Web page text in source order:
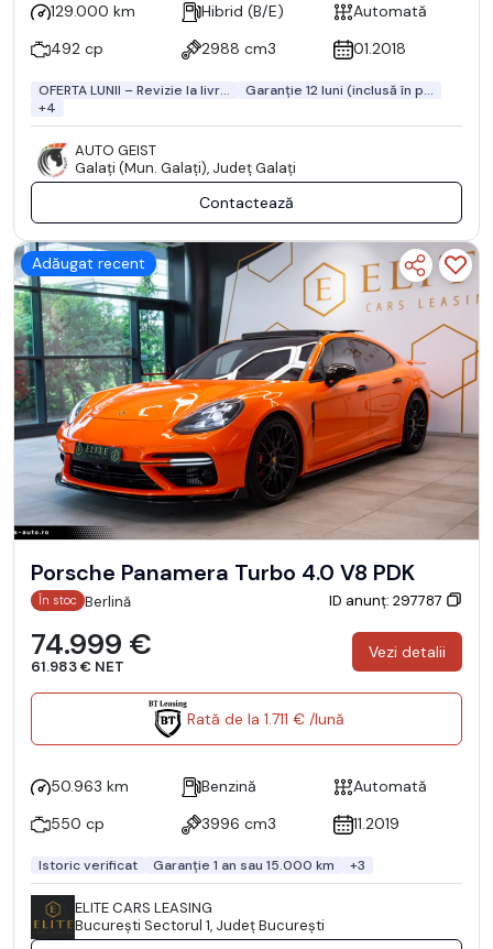
129.000 km Hibrid (B/E)
Automată
492 cp
2988 cm3 01.2018
OFERTA LUNII – Revizie la livr...
Garanție 12 luni (inclusă în p...
+4
AUTO GEIST
Galaţi (Mun. Galaţi), Județ Galaţi
Contactează
Adăugat recent
Porsche Panamera Turbo 4.0 V8 PDK
În stoc Berlină ID anunț: 297787
74.999 €
61.983 € NET
Vezi detalii
Rată de la 1.711 € /lună
50.963 km Benzină
Automată
550 cp
3996 cm3 11.2019
Istoric verificat Garanție 1 an sau 15.000 km +3
ELITE CARS LEASING
Bucureşti Sectorul 1, Județ București